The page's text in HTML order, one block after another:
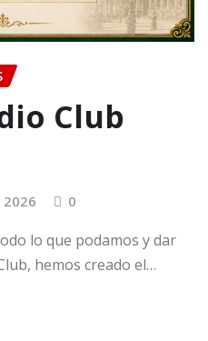
Club
2026 0
lo que podamos y dar
hemos creado el…